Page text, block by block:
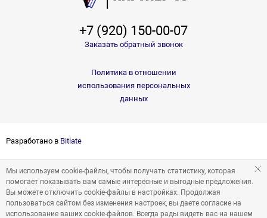
+7 (920) 150-00-07
Заказать обратный звонок
Политика в отношении
использования персональных
данных
Разработано в Bitlate
Мы используем cookie-файлы, чтобы получать статистику, которая
помогает показывать вам самые интересные и выгодные предложения.
Вы можете отключить cookie-файлы в настройках. Продолжая
пользоваться сайтом без изменения настроек, вы даете согласие на
использование ваших cookie-файлов. Всегда рады видеть вас на нашем